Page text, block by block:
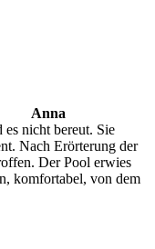
Anna
es nicht bereut. Sie
Nach Erörterung der
Der Pool erwies
komfortabel, von dem